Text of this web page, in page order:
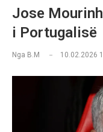
Jose
i Portugalisë
Nga B.M 10.02.2026